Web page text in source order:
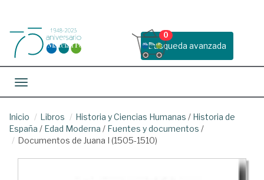
Busqueda avanzada
0
Toggle navigation
Inicio Libros Historia y Ciencias Humanas / Historia de
España / Edad Moderna / Fuentes y documentos /
Documentos de Juana I (1505-1510)